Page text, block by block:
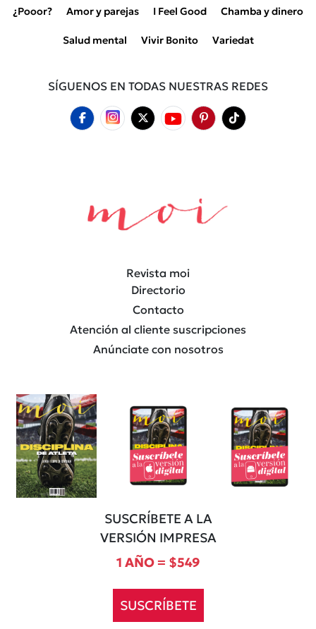
¿Pooor? Amor y parejas I Feel Good Chamba y dinero
Salud mental Vivir Bonito Variedat
SÍGUENOS EN TODAS NUESTRAS REDES
Revista moi
Directorio
Contacto
Atención al cliente suscripciones
Anúnciate con nosotros
SUSCRÍBETE A LA
VERSIÓN IMPRESA
1 AÑO = $549
SUSCRÍBETE